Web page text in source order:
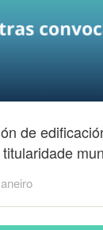
de
titularidade